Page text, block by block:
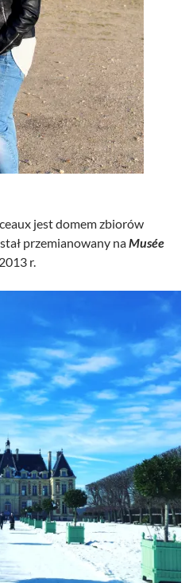
jest domem zbiorów
przemianowany naMusée
r.